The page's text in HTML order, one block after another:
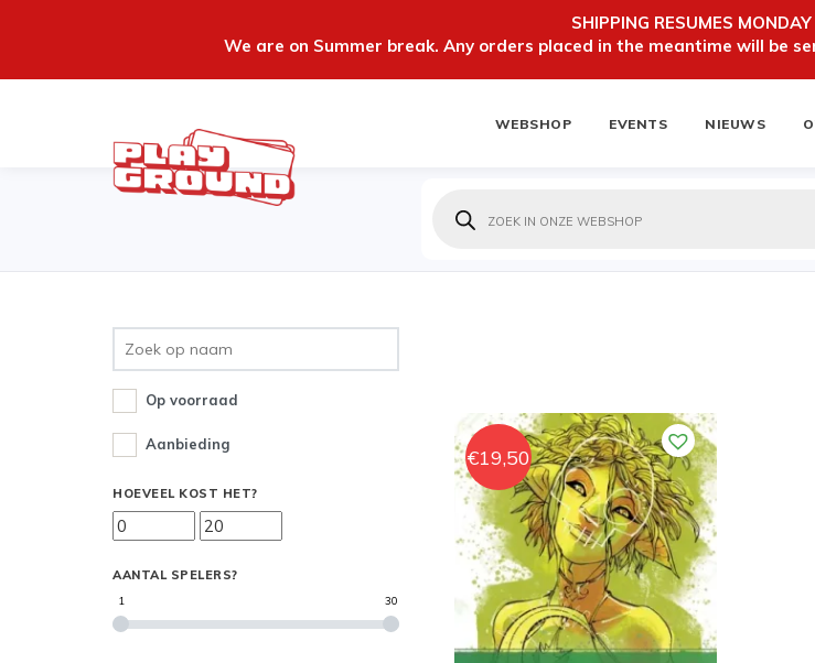
SHIPPING RESUMES
We are on Summer break. Any orders placed in the meantime will be
WEBSHOP EVENTS NIEUWS
zoeken
Op voorraad
Aanbieding
HOEVEEL KOST HET?
AANTAL SPELERS?
1 30
€19,50